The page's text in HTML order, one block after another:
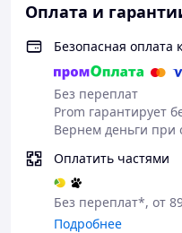
Оплата и
Безопасная оплата
Без переплат
Prom гарантирует
Вернем деньги при
Оплатить частями
Без переплат*, от
Подробнее